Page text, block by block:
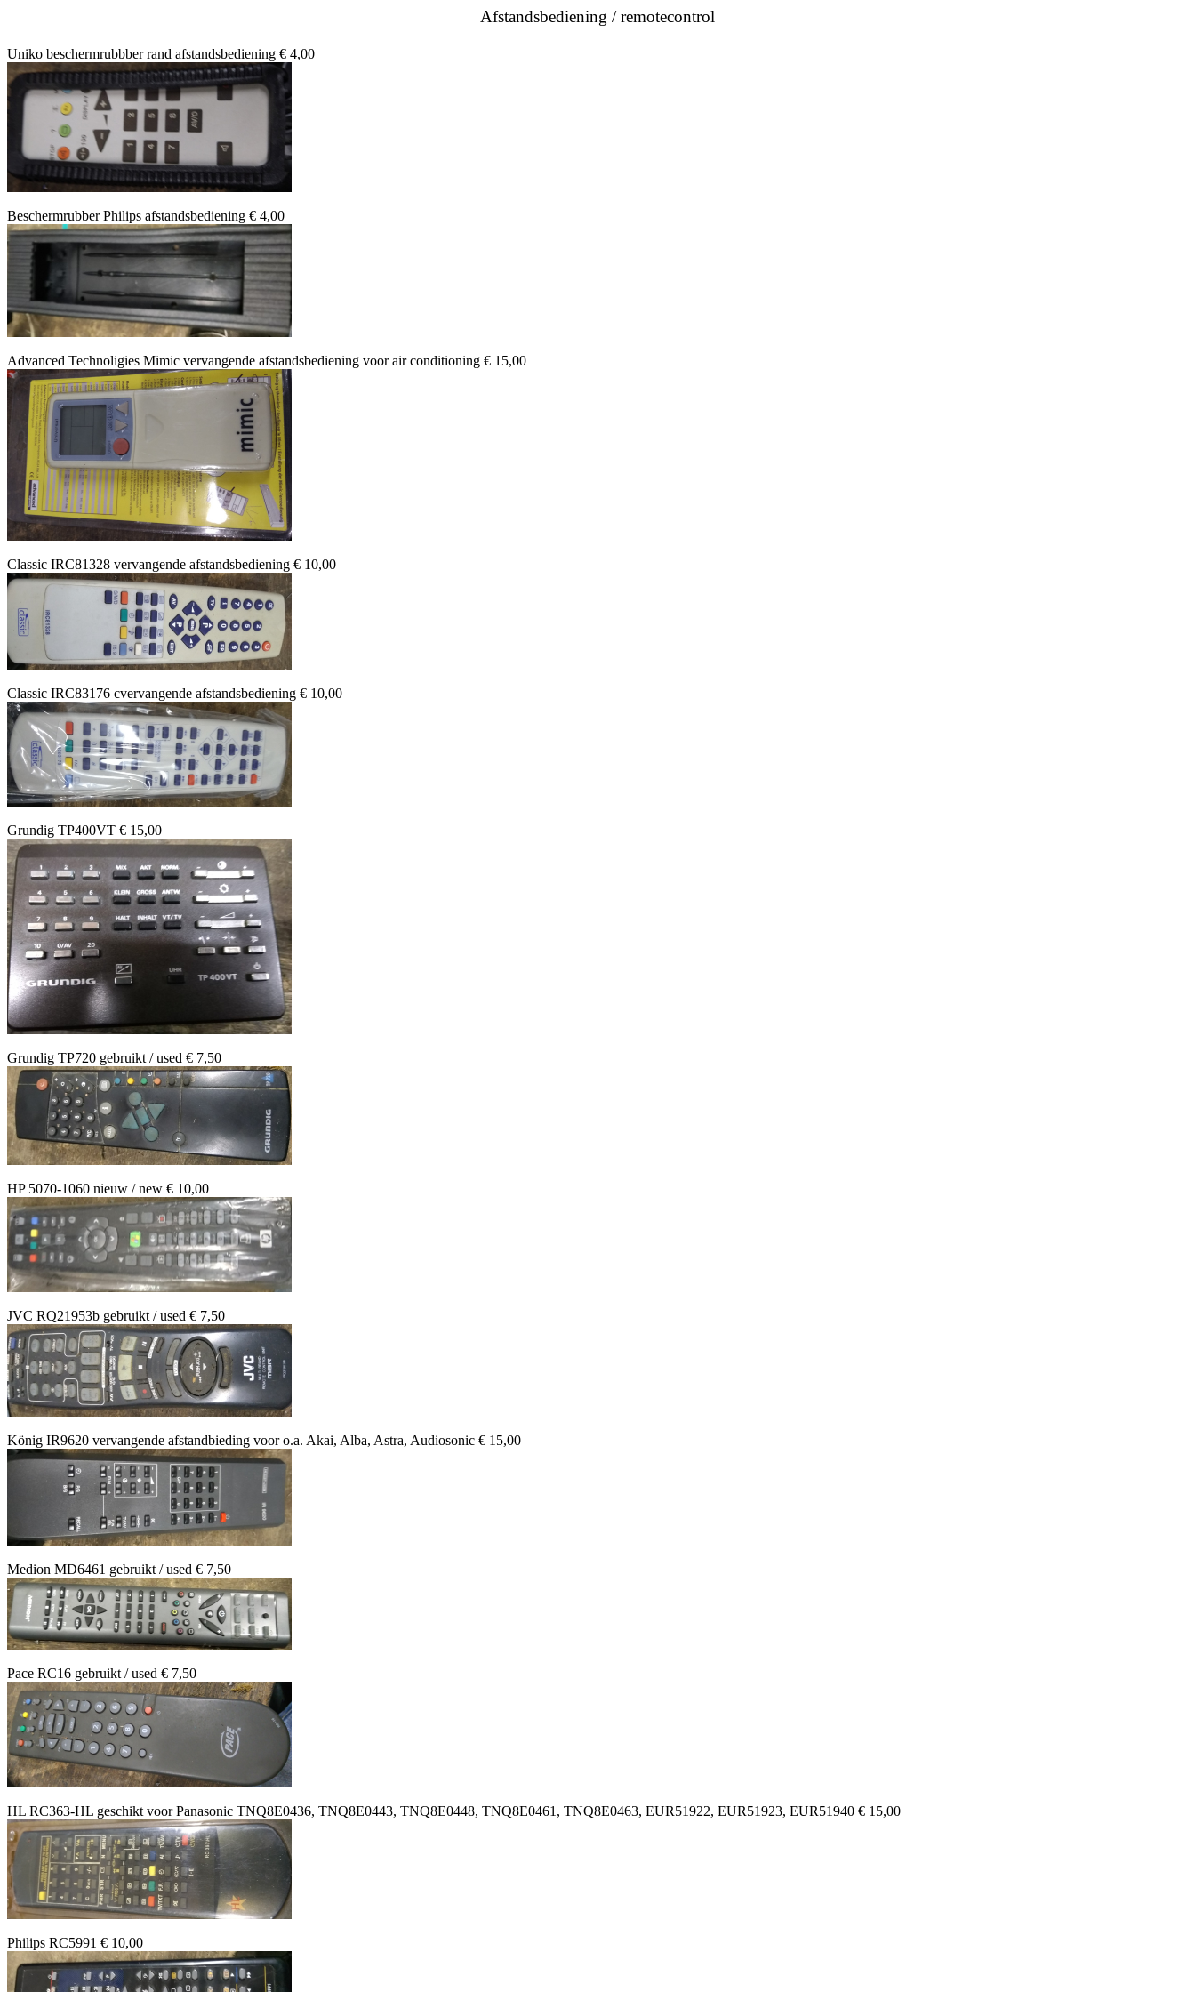
Afstandsbediening / remotecontrol
Uniko beschermrubbber rand afstandsbediening € 4,00
Beschermrubber Philips afstandsbediening € 4,00
Advanced Technoligies Mimic vervangende afstandsbediening voor air conditioning € 15,00
Classic IRC81328 vervangende afstandsbediening € 10,00
Classic IRC83176 cvervangende afstandsbediening € 10,00
Grundig TP400VT € 15,00
Grundig TP720 gebruikt / used € 7,50
HP 5070-1060 nieuw / new € 10,00
JVC RQ21953b gebruikt / used € 7,50
König IR9620 vervangende afstandbieding voor o.a. Akai, Alba, Astra, Audiosonic € 15,00
Medion MD6461 gebruikt / used € 7,50
Pace RC16 gebruikt / used € 7,50
HL RC363-HL geschikt voor Panasonic TNQ8E0436, TNQ8E0443, TNQ8E0448, TNQ8E0461, TNQ8E0463, EUR51922, EUR51923, EUR51940 € 15,00
Philips RC5991 € 10,00